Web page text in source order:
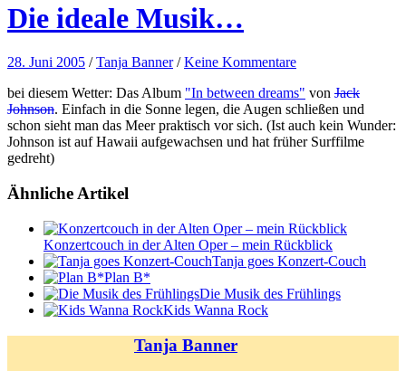
Die ideale Musik…
28. Juni 2005 /Tanja Banner /Keine Kommentare
bei diesem Wetter: Das Album "In between dreams" von Jack
Johnson. Einfach in die Sonne legen, die Augen schließen und
schon sieht man das Meer praktisch vor sich. (Ist auch kein Wunder:
Johnson ist auf Hawaii aufgewachsen und hat früher Surffilme
gedreht)
Ähnliche Artikel
Konzertcouch in der Alten Oper – mein Rückblick
Tanja goes Konzert-Couch
Plan B*
Die Musik des Frühlings
Kids Wanna Rock
Tanja Banner